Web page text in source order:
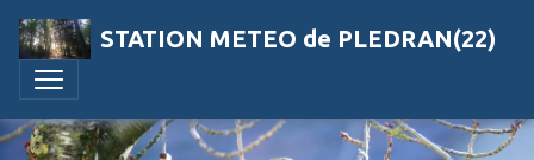
STATION METEO de PLEDRAN(22)